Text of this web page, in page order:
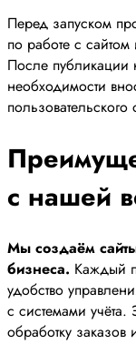
Перед запуском
по работе с
После публикации
необходимости
пользовательского
с нашей
Мы создаём
бизнеса. Каждый
удобство
с системами учёта.
обработку